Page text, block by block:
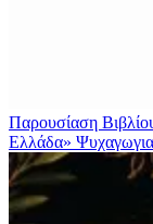
Παρουσίαση
Ελλάδα» Ψυχαγωγια